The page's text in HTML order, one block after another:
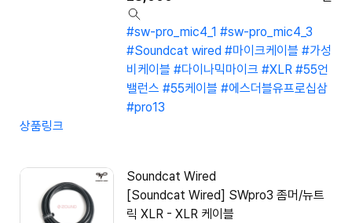
#sw-pro_mic4_1 #sw-pro_mic4_3
#Soundcat wired #마이크케이블 #가성
비케이블 #다이나믹마이크 #XLR #55언
밸런스 #55케이블 #에스더블유프로십삼
#pro13
상품링크
Soundcat Wired
[Soundcat Wired] SWpro3 좀머/뉴트
릭 XLR - XLR 케이블